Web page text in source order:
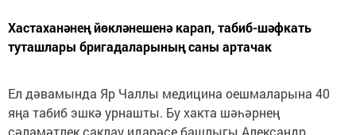
Хастаханәнең йөкләнешенә карап, табиб-шәфкать
туташлары бригадаларының саны артачак
Ел дәвамында Яр Чаллы медицина оешмаларына 40
яңа табиб эшкә урнашты. Бу хакта шәһәрнең
сәламәтлек саклау идарәсе башлыгы Александр